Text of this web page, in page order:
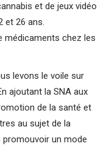
et de jeux vidéo
et 26 ans.
médicaments chez les
levons le voile sur
ajoutant la SNA aux
de la santé et
au sujet de la
un mode